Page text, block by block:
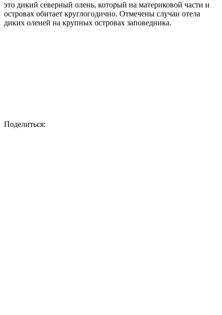
это дикий северный олень, который на материковой части и
островах обитает круглогодично. Отмечены случаи отела
диких оленей на крупных островах заповедника.
Поделиться: